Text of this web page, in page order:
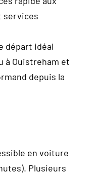
services
départ idéal
à Ouistreham et
depuis la
en voiture
Plusieurs